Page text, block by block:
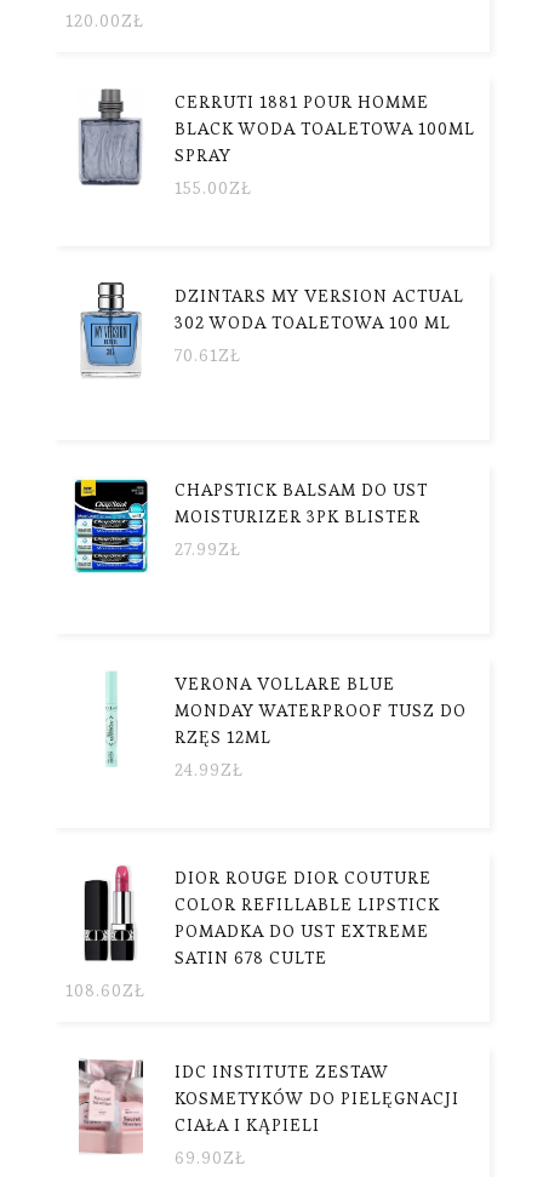
120.00ZŁ
CERRUTI 1881 POUR HOMME
BLACK WODA TOALETOWA 100ML
SPRAY
155.00ZŁ
DZINTARS MY VERSION ACTUAL
302 WODA TOALETOWA 100 ML
70.61 ZŁ
CHAPSTICK BALSAM DO UST
MOISTURIZER 3PK BLISTER
27.99ZŁ
VERONA VOLLARE BLUE
MONDAY WATERPROOF TUSZ DO
RZĘS 12ML
24.99ZŁ
DIOR ROUGE DIOR COUTURE
COLOR REFILLABLE LIPSTICK
POMADKA DO UST EXTREME
SATIN 678 CULTE
108.60ZŁ
IDC INSTITUTE ZESTAW
KOSMETYKÓW DO PIELĘGNACJI
CIAŁA I KĄPIELI
69.90ZŁ